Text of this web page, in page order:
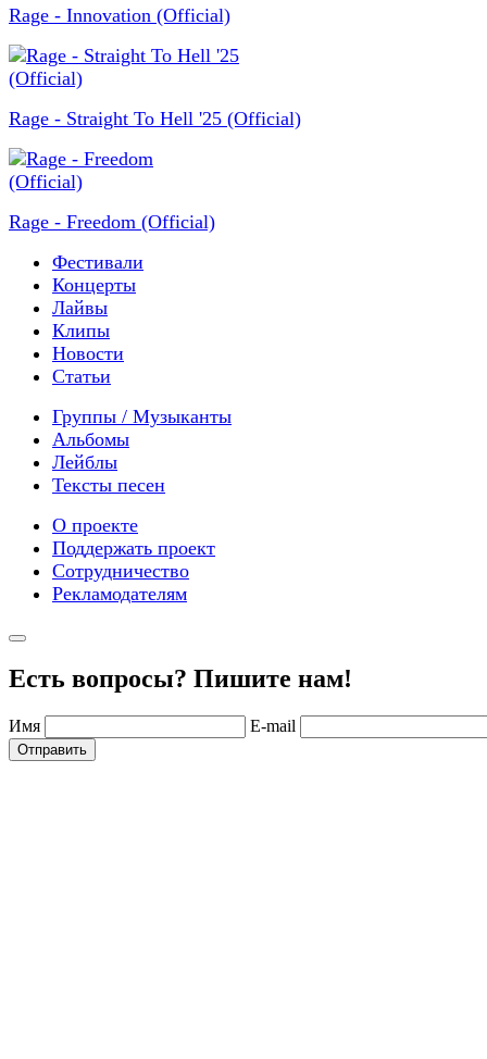
Rage - Innovation (Official)
Rage - Straight To Hell '25 (Official)
Rage - Freedom (Official)
Фестивали
Концерты
Лайвы
Клипы
Новости
Статьи
Группы / Музыканты
Альбомы
Лейблы
Тексты песен
О проекте
Поддержать проект
Сотрудничество
Рекламодателям
Есть вопросы? Пишите нам!
Имя E-mail